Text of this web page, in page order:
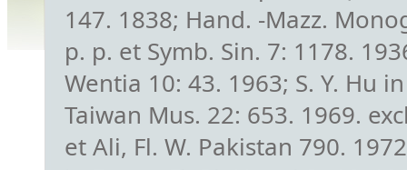
147. 1838; Hand. -Mazz.
p. p. et Symb. Sin. 7: 1178.
Wentia 10: 43. 1963; S. Y. Hu
Taiwan Mus. 22: 653. 1969.
et Ali, Fl. W. Pakistan 790.